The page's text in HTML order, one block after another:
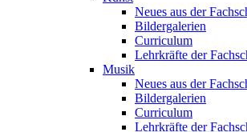
Neues aus der
Bildergalerien
Curriculum
Lehrkräfte der
Musik
Neues aus der
Bildergalerien
Curriculum
Lehrkräfte der